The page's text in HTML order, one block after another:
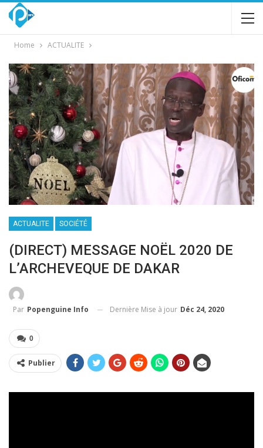
Home ACTUALITE
ACTUALITE SOCIÉTÉ
(DIRECT) MESSAGE NOËL 2020 DE
L’ARCHEVEQUE DE DAKAR
Par Popenguine Info Dernière Mise à jour Déc 24, 2020
0
Publier